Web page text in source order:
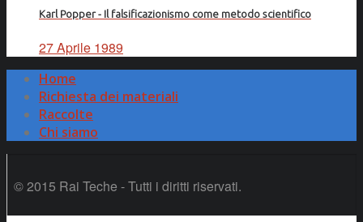
Karl Popper - Il falsificazionismo come metodo scientifico
27 Aprile 1989
Home
Richiesta dei materiali
Raccolte
Chi siamo
© 2015 Rai Teche - Tutti i diritti riservati.